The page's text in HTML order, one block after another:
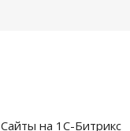
Cайты на 1С-Битрикс